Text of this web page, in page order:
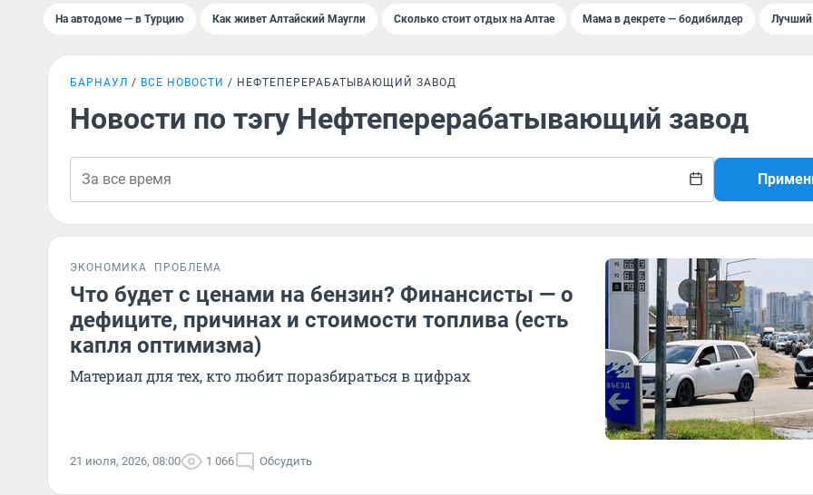
На автодоме — в Турцию Как живет Алтайский Маугли Сколько стоит отдых на Алтае Мама в декрете — бодибилдер
БАРНАУЛ ВСЕ НОВОСТИ НЕФТЕПЕРЕРАБАТЫВАЮЩИЙ ЗАВОД
Новости по тэгу Нефтеперерабатывающий завод
ЭКОНОМИКА ПРОБЛЕМА
Что будет с ценами на бензин? Финансисты — о
дефиците, причинах и стоимости топлива (есть
капля оптимизма)
Материал для тех, кто любит поразбираться в цифрах
21 июля, 2026, 08:00 1 066 Обсудить